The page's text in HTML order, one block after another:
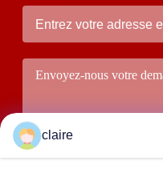
claire